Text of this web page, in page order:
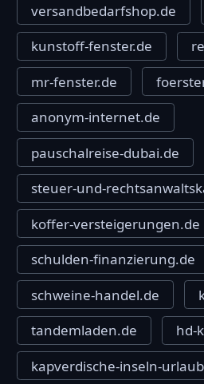
versandbedarfshop.de
kunstoff-fenster.de
mr-fenster.de
anonym-internet.de
pauschalreise-dubai.de
steuer-und-
koffer-versteigerungen.de
schulden-finanzierung.de
schweine-handel.de
tandemladen.de
hd-
kapverdische-inseln-